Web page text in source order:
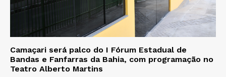
Camaçari será palco do I Fórum Estadual de
Bandas e Fanfarras da Bahia, com programação no
Teatro Alberto Martins